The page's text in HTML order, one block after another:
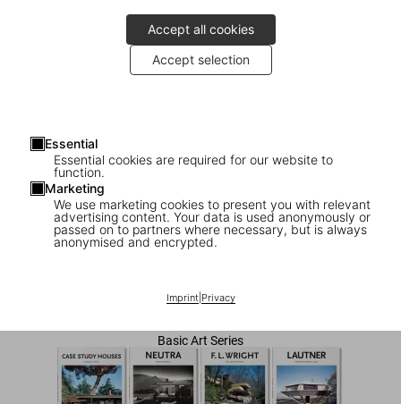
Accept all cookies
Accept selection
Essential
Essential cookies are required for our website to
function.
Marketing
We use marketing cookies to present you with relevant
advertising content. Your data is used anonymously or
passed on to partners where necessary, but is always
anonymised and encrypted.
Imprint| Privacy
1/7
US$ 20
Basic Art Series